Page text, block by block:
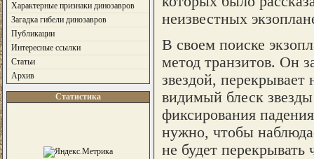
Характерные признаки динозавров
Загадка гибели динозавров
Публикации
Интересные ссылки
Статьи
Архив
Статистика
неизвестных
В своем поиске
метод транзитов. Он
звездой, перекрывает
видимый блеск
фиксирования
нужно, чтобы
не будет перекрывать